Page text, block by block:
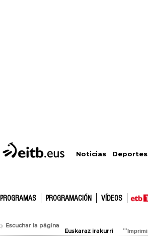
Noticias Deportes
PROGRAMAS PROGRAMACIÓN VÍDEOS
Escuchar la página
Euskaraz irakurri